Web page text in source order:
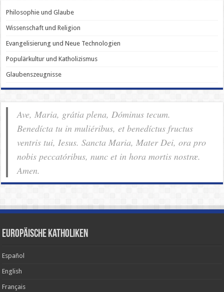
Philosophie und Glaube
Wissenschaft und Religion
Evangelisierung und Neue Technologien
Populärkultur und Katholizismus
Glaubenszeugnisse
Ave, Maria, grátia plena, Dóminus tecum.
Benedícta tu in muliéribus, et benedíctus fructus
ventris tui, Iesus. Sancta Maria, Mater Dei, ora pro
nobis pec­ca­tóribus, nunc et in hora mortis nostræ.
Amen.
Europäische Katholiken
Español
English
Français